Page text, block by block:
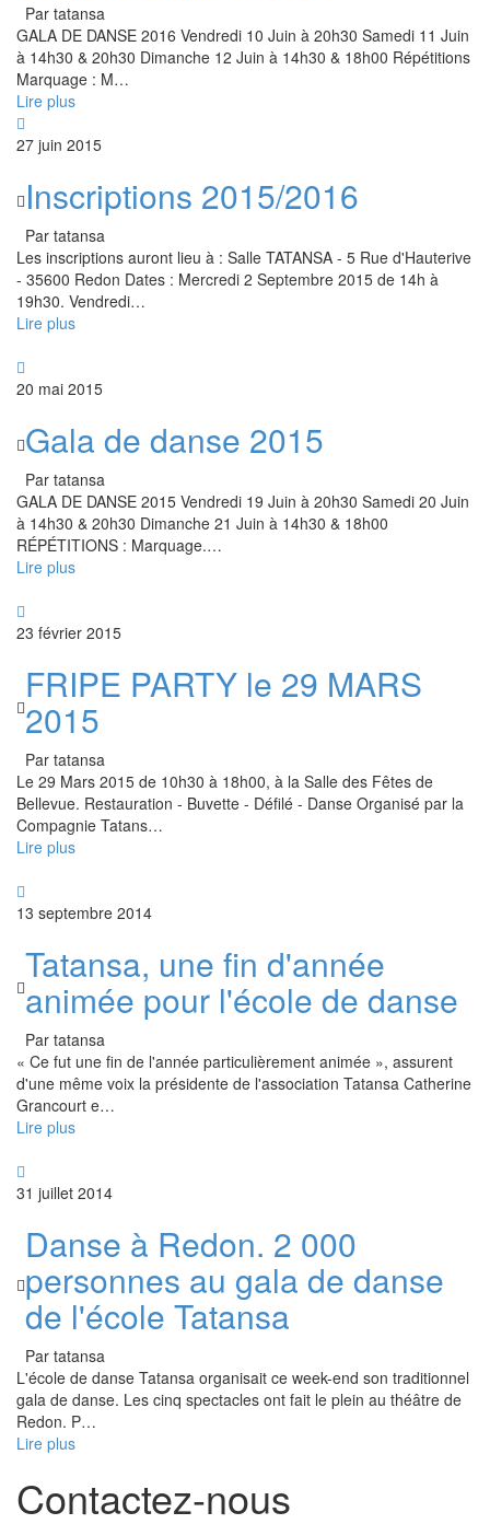
Par tatansa
GALA DE DANSE 2016 Vendredi 10 Juin à 20h30 Samedi 11 Juin
à 14h30 & 20h30 Dimanche 12 Juin à 14h30 & 18h00 Répétitions
Marquage : M…
Lire plus
27 juin 2015
Inscriptions 2015/2016
Par tatansa
Les inscriptions auront lieu à : Salle TATANSA - 5 Rue d'Hauterive
- 35600 Redon Dates : Mercredi 2 Septembre 2015 de 14h à
19h30. Vendredi…
Lire plus
20 mai 2015
Gala de danse 2015
Par tatansa
GALA DE DANSE 2015 Vendredi 19 Juin à 20h30 Samedi 20 Juin
à 14h30 & 20h30 Dimanche 21 Juin à 14h30 & 18h00
RÉPÉTITIONS : Marquage.…
Lire plus
23 février 2015
FRIPE PARTY le 29 MARS
2015
Par tatansa
Le 29 Mars 2015 de 10h30 à 18h00, à la Salle des Fêtes de
Bellevue. Restauration - Buvette - Défilé - Danse Organisé par la
Compagnie Tatans…
Lire plus
13 septembre 2014
Tatansa, une fin d'année
animée pour l'école de danse
Par tatansa
« Ce fut une fin de l'année particulièrement animée », assurent
d'une même voix la présidente de l'association Tatansa Catherine
Grancourt e…
Lire plus
31 juillet 2014
Danse à Redon. 2 000
personnes au gala de danse
de l'école Tatansa
Par tatansa
L'école de danse Tatansa organisait ce week-end son traditionnel
gala de danse. Les cinq spectacles ont fait le plein au théâtre de
Redon. P…
Lire plus
Contactez-nous